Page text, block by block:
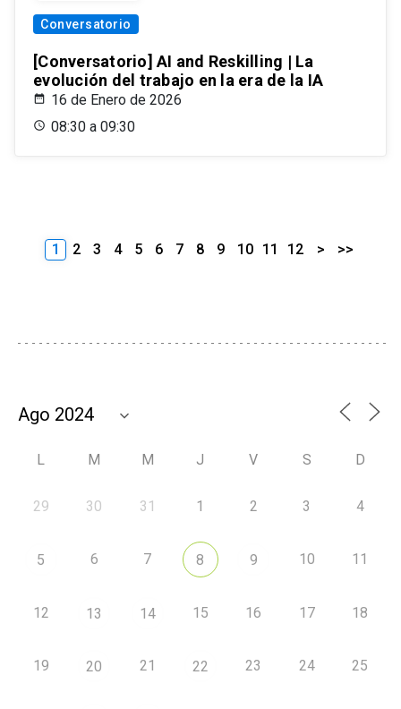
Conversatorio
[Conversatorio] AI and Reskilling | La
evolución del trabajo en la era de la IA
16 de Enero de 2026
08:30 a 09:30
1 2 3 4 5 6 7 8 9 10 11 12 > >>
L M M J V S D
29 30 31 1 2 3 4
5 6 7 8 9 10 11
12 13 14 15 16 17 18
19 20 21 22 23 24 25